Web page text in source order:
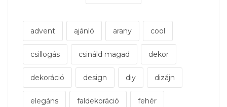
advent ajánló arany cool
csillogás csináld magad dekor
dekoráció design diy dizájn
elegáns faldekoráció fehér